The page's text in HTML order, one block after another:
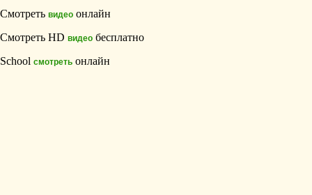
Смотреть видео онлайн
Смотреть HD видео бесплатно
School смотреть онлайн